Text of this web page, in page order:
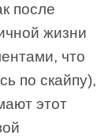
после
жизни
что
по скайпу),
этот